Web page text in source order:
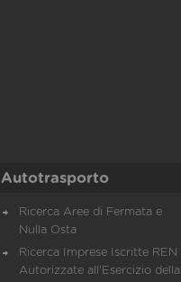
Autotrasporto
Ricerca Aree di Fermata e
Nulla Osta
Ricerca Imprese Iscritte REN
Autorizzate all'Esercizio della